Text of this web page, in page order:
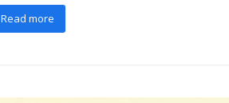
Read more